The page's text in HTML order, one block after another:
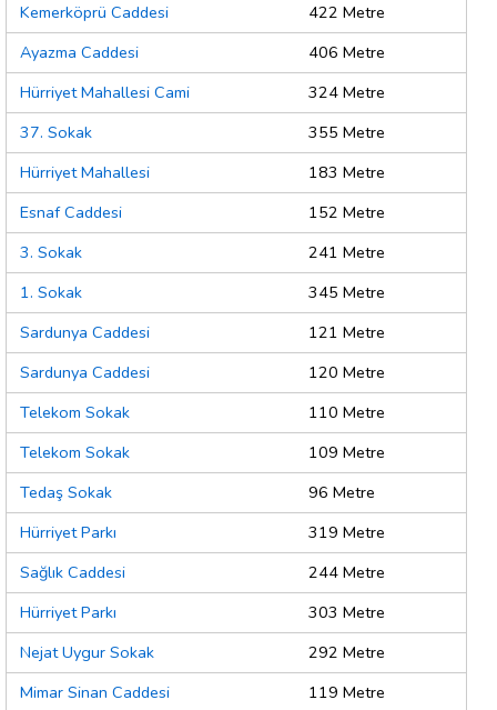
Kemerköprü Caddesi
422 Metre
Ayazma Caddesi
406 Metre
Hürriyet Mahallesi Cami
324 Metre
37. Sokak
355 Metre
Hürriyet Mahallesi
183 Metre
Esnaf Caddesi
152 Metre
3. Sokak
241 Metre
1. Sokak
345 Metre
Sardunya Caddesi
121 Metre
Sardunya Caddesi
120 Metre
Telekom Sokak
110 Metre
Telekom Sokak
109 Metre
Tedaş Sokak
96 Metre
Hürriyet Parkı
319 Metre
Sağlık Caddesi
244 Metre
Hürriyet Parkı
303 Metre
Nejat Uygur Sokak
292 Metre
Mimar Sinan Caddesi
119 Metre